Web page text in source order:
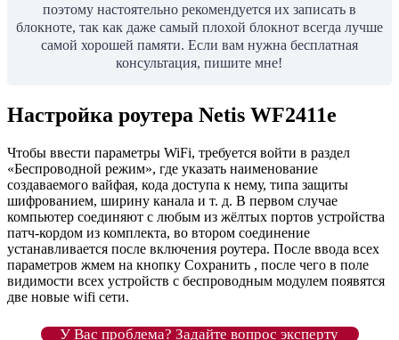
поэтому настоятельно рекомендуется их записать в
блокноте, так как даже самый плохой блокнот всегда лучше
самой хорошей памяти. Если вам нужна бесплатная
консультация, пишите мне!
Настройка роутера Netis WF2411e
Чтобы ввести параметры WiFi, требуется войти в раздел
«Беспроводной режим», где указать наименование
создаваемого вайфая, кода доступа к нему, типа защиты
шифрованием, ширину канала и т. д. В первом случае
компьютер соединяют с любым из жёлтых портов устройства
патч-кордом из комплекта, во втором соединение
устанавливается после включения роутера. После ввода всех
параметров жмем на кнопку Сохранить , после чего в поле
видимости всех устройств с беспроводным модулем появятся
две новые wifi сети.
У Вас проблема? Задайте вопрос эксперту